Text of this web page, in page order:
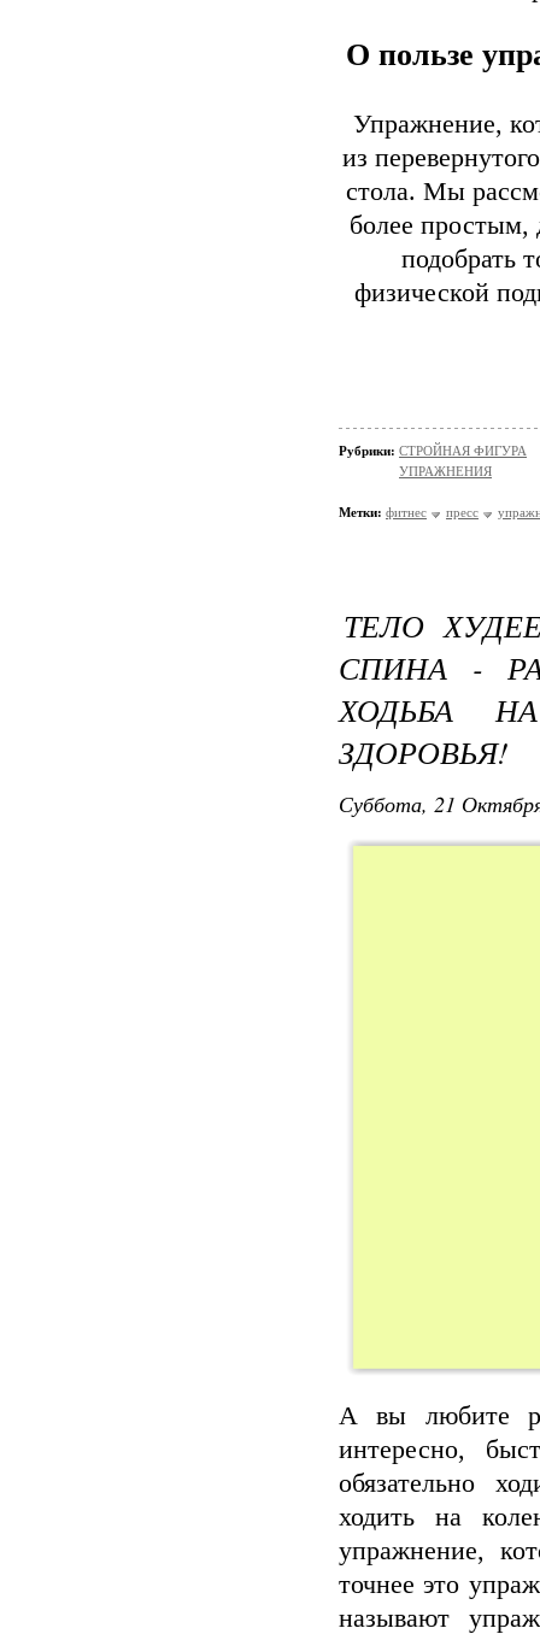
О пользе
Упражнение,
из
стола. Мы
более простым,
подобрать
физической
Рубрики: СТРОЙНАЯ ФИГУРА
УПРАЖНЕНИЯ
Метки: фитнес пресс
ТЕЛО
СПИНА -
ХОДЬБА
ЗДОРОВЬЯ!
Суббота, 21
А вы любите
интересно,
обязательно
ходить на
упражнение,
точнее это
называют